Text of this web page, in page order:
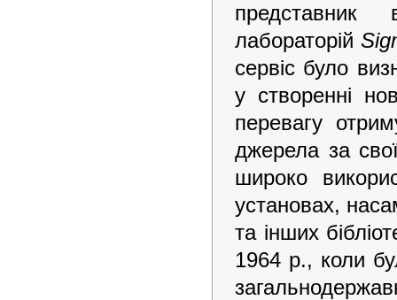
представник
лабораторій
сервіс було
у створенні
перевагу
джерела за
широко
установах,
та інших
1964 р., коли